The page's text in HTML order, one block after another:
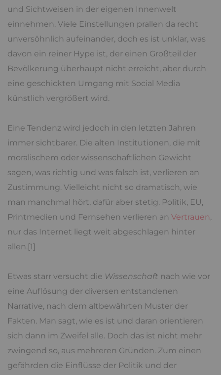
und Sichtweisen in der eigenen Innenwelt
einnehmen. Viele Einstellungen prallen da recht
unversöhnlich aufeinander, doch es ist unklar, was
davon ein reiner Hype ist, der einen Großteil der
Bevölkerung überhaupt nicht erreicht, aber durch
eine geschickten Umgang mit Social Media
künstlich vergrößert wird.
Eine Tendenz wird jedoch in den letzten Jahren
immer sichtbarer. Die alten Institutionen, die mit
moralischem oder wissenschaftlichen Gewicht
sagen, was richtig und was falsch ist, verlieren an
Zustimmung. Vielleicht nicht so dramatisch, wie
man manchmal hört, dafür aber stetig. Politik, EU,
Printmedien und Fernsehen verlieren an Vertrauen,
nur das Internet liegt weit abgeschlagen hinter
allen.[1]
Etwas starr versucht die Wissenschaft nach wie vor
eine Auflösung der diversen entstandenen
Narrative, nach dem altbewährten Muster der
Fakten. Man sagt, wie es ist und daran orientieren
sich dann im Zweifel alle. Doch das ist nicht mehr
zwingend so, aus mehreren Gründen. Zum einen
gefährden die Einflüsse der Politik und der